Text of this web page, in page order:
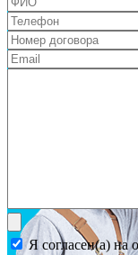
Я согласен(а) на